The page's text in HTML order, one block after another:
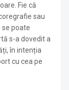
Fie că
sau
se poate
s-a dovedit a
în intenția
cu cea pe